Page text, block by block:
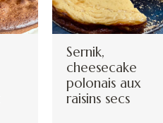
Sernik,
cheesecake
polonais aux
raisins secs